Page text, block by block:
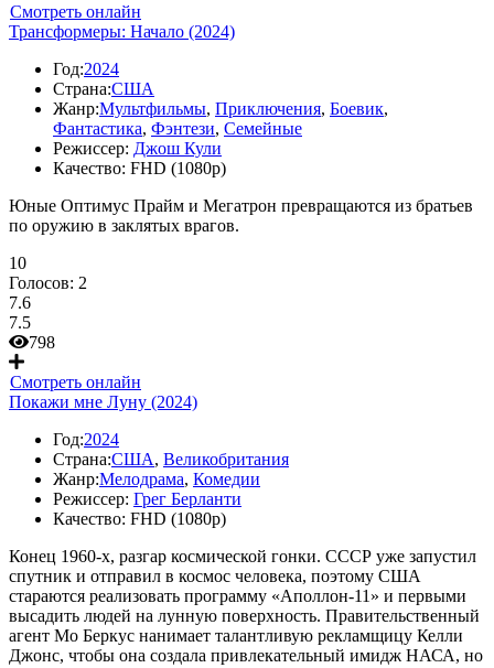
Смотреть онлайн
Трансформеры: Начало (2024)
Год:2024
Страна:США
Жанр:Мультфильмы, Приключения, Боевик,
Фантастика, Фэнтези, Семейные
Режиссер: Джош Кули
Качество: FHD (1080p)
Юные Оптимус Прайм и Мегатрон превращаются из братьев
по оружию в заклятых врагов.
10
Голосов: 2
7.6
7.5
798
Смотреть онлайн
Покажи мне Луну (2024)
Год:2024
Страна:США, Великобритания
Жанр:Мелодрама, Комедии
Режиссер: Грег Берланти
Качество: FHD (1080p)
Конец 1960-х, разгар космической гонки. СССР уже запустил
спутник и отправил в космос человека, поэтому США
стараются реализовать программу «Аполлон-11» и первыми
высадить людей на лунную поверхность. Правительственный
агент Мо Беркус нанимает талантливую рекламщицу Келли
Джонс, чтобы она создала привлекательный имидж НАСА, но